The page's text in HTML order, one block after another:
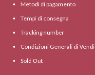
Metodi di pagamento
Tempi di consegna
Tracking number
Condizioni Generali di
Sold Out